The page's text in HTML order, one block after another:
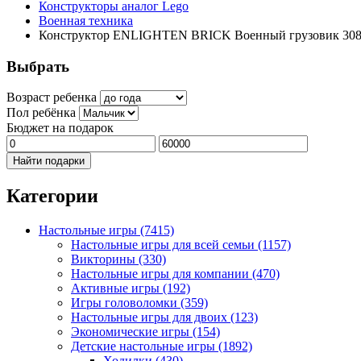
Конструкторы аналог Lego
Военная техника
Конструктор ENLIGHTEN BRICK Военный грузовик
Выбрать
Возраст ребенка
Пол ребёнка
Бюджет на подарок
Найти подарки
Категории
Настольные игры (7415)
Настольные игры для всей семьи (1157)
Викторины (330)
Настольные игры для компании (470)
Активные игры (192)
Игры головоломки (359)
Настольные игры для двоих (123)
Экономические игры (154)
Детские настольные игры (1892)